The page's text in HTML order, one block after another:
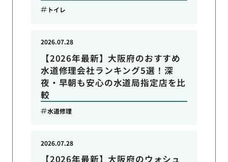
トイレ
【2026年最新】大阪府のおすすめ
水道修理会社ランキング5選！深
夜・早朝も安心の水道局指定店を比
較
2026.07.28
水道修理
【2026年最新】大阪府のウォシュ
2026.07.28